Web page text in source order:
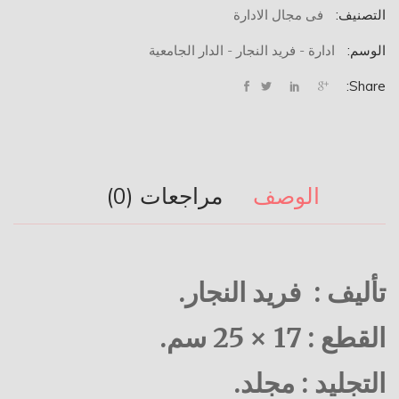
التصنيف:
فى مجال الادارة
الوسم: ادارة - فريد النجار - الدار الجامعية
Share:
الوصف مراجعات (0)
تأليف : فريد النجار.
القطع : 17 × 25 سم.
التجليد : مجلد.